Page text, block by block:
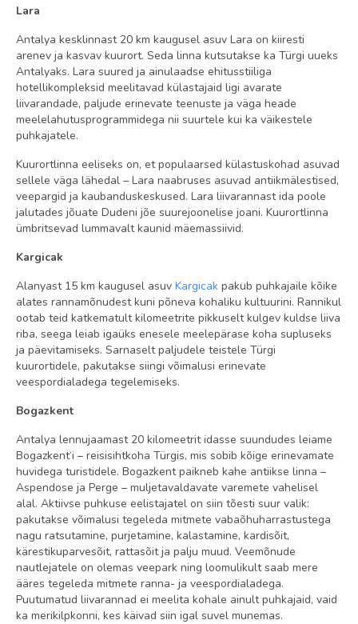
Lara
Antalya kesklinnast 20 km kaugusel asuv Lara on kiiresti
arenev ja kasvav kuurort. Seda linna kutsutakse ka Türgi uueks
Antalyaks. Lara suured ja ainulaadse ehitusstiiliga
hotellikompleksid meelitavad külastajaid ligi avarate
liivarandade, paljude erinevate teenuste ja väga heade
meelelahutusprogrammidega nii suurtele kui ka väikestele
puhkajatele.
Kuurortlinna eeliseks on, et populaarsed külastuskohad asuvad
sellele väga lähedal – Lara naabruses asuvad antiikmälestised,
veepargid ja kaubanduskeskused. Lara liivarannast ida poole
jalutades jõuate Dudeni jõe suurejoonelise joani. Kuurortlinna
ümbritsevad lummavalt kaunid mäemassiivid.
Kargicak
Alanyast 15 km kaugusel asuv Kargicak pakub puhkajaile kõike
alates rannamõnudest kuni põneva kohaliku kultuurini. Rannikul
ootab teid katkematult kilomeetrite pikkuselt kulgev kuldse liiva
riba, seega leiab igaüks enesele meelepärase koha supluseks
ja päevitamiseks. Sarnaselt paljudele teistele Türgi
kuurortidele, pakutakse siingi võimalusi erinevate
veespordialadega tegelemiseks.
Bogazkent
Antalya lennujaamast 20 kilomeetrit idasse suundudes leiame
Bogazkent‘i – reisisihtkoha Türgis, mis sobib kõige erinevamate
huvidega turistidele. Bogazkent paikneb kahe antiikse linna –
Aspendose ja Perge – muljetavaldavate varemete vahelisel
alal. Aktiivse puhkuse eelistajatel on siin tõesti suur valik:
pakutakse võimalusi tegeleda mitmete vabaõhuharrastustega
nagu ratsutamine, purjetamine, kalastamine, kardisõit,
kärestikuparvesõit, rattasõit ja palju muud. Veemõnude
nautlejatele on olemas veepark ning loomulikult saab mere
ääres tegeleda mitmete ranna- ja veespordialadega.
Puutumatud liivarannad ei meelita kohale ainult puhkajaid, vaid
ka merikilpkonni, kes käivad siin igal suvel munemas.